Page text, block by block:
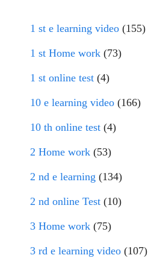
1 st e learning video (155)
1 st Home work (73)
1 st online test (4)
10 e learning video (166)
10 th online test (4)
2 Home work (53)
2 nd e learning (134)
2 nd online Test (10)
3 Home work (75)
3 rd e learning video (107)